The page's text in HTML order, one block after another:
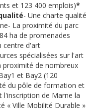
et 123 400 emplois)*
- Une charte qualité
La proximité du parc
ha de promenades
centre d'art
spécialisées sur l'art
de nombreux
et Bay2 (120
du pôle de formation et
l'inscription de Marne la
« Ville Mobilité Durable »